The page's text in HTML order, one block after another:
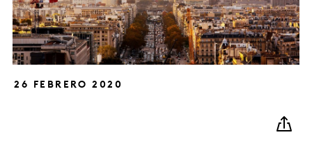
26 FEBRERO 2020